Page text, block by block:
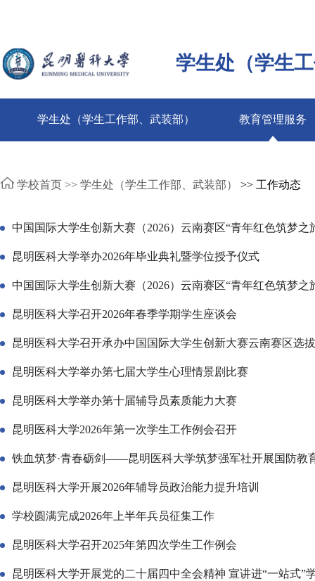
学生处（学生
学生处（学生工作部、武装部） 教育管理服务
学校首页 >> 学生处（学生工作部、武装部） >> 工作动态
中国国际大学生创新大赛（2026）云南赛区“青年红色筑梦之
昆明医科大学举办2026年毕业典礼暨学位授予仪式
中国国际大学生创新大赛（2026）云南赛区“青年红色筑梦之
昆明医科大学召开2026年春季学期学生座谈会
昆明医科大学召开承办中国国际大学生创新大赛云南赛区选
昆明医科大学举办第七届大学生心理情景剧比赛
昆明医科大学举办第十届辅导员素质能力大赛
昆明医科大学2026年第一次学生工作例会召开
铁血筑梦·青春砺剑——昆明医科大学筑梦强军社开展国防教
昆明医科大学开展2026年辅导员政治能力提升培训
学校圆满完成2026年上半年兵员征集工作
昆明医科大学召开2025年第四次学生工作例会
昆明医科大学开展党的二十届四中全会精神 宣讲进“一站式”